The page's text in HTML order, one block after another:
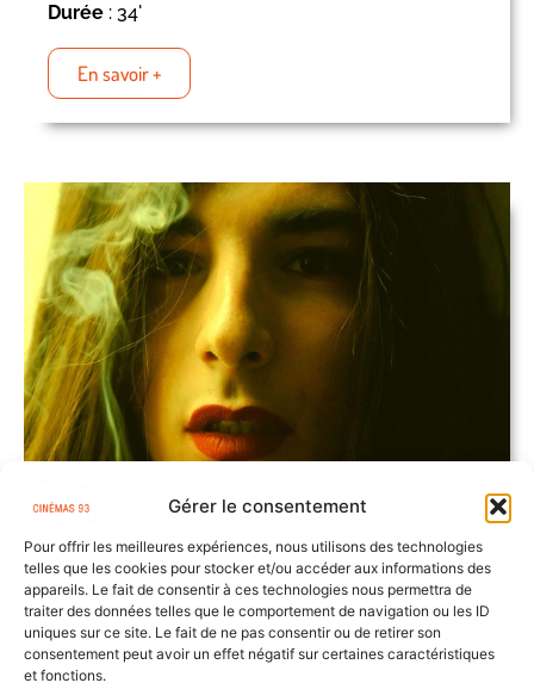
Gérer le consentement
Pour offrir les meilleures expériences, nous utilisons des technologies
telles que les cookies pour stocker et/ou accéder aux informations des
appareils. Le fait de consentir à ces technologies nous permettra de
traiter des données telles que le comportement de navigation ou les ID
uniques sur ce site. Le fait de ne pas consentir ou de retirer son
consentement peut avoir un effet négatif sur certaines caractéristiques
et fonctions.
Durée : 34'
En savoir +
Alia
Réalisateur(s): Zahra Berrada
Genre(s): Fiction
Durée: 27'